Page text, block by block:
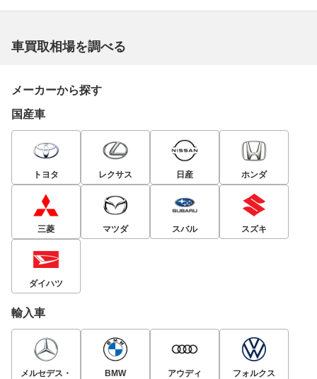
車買取相場を調べる
メーカーから探す
国産車
トヨタ レクサス 日産 ホンダ
三菱 マツダ スバル スズキ
ダイハツ
輸入車
メルセデス・
BMW アウディ
フォルクス